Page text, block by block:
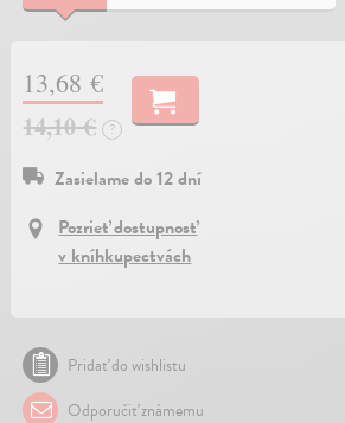
13,68 €
14,10 €
?
Zasielame do 12 dní
Pozrieť dostupnosť
v kníhkupectvách
Pridať do wishlistu
Odporučiť známemu